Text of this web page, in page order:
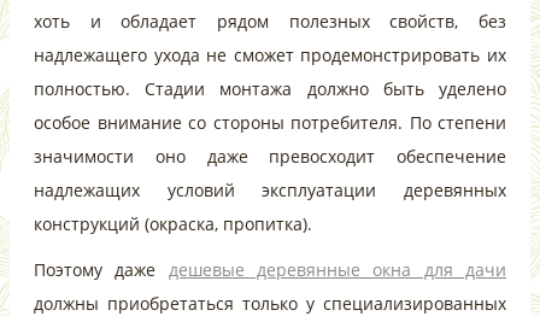
хоть и обладает рядом полезных свойств, без
надлежащего ухода не сможет продемонстрировать их
полностью. Стадии монтажа должно быть уделено
особое внимание со стороны потребителя. По степени
значимости оно даже превосходит обеспечение
надлежащих условий эксплуатации деревянных
конструкций (окраска, пропитка).
Поэтому даже дешевые деревянные окна для дачи
должны приобретаться только у специализированных